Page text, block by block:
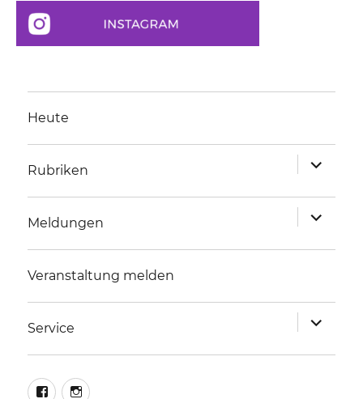
Heute
Rubriken
anzeigen
Meldungen
anzeigen
Veranstaltung melden
Service
anzeigen
facebookinstagram